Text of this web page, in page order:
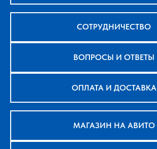
СОТРУДНИЧЕСТВО
ВОПРОСЫ И ОТВЕТЫ
ОПЛАТА И ДОСТАВКА
МАГАЗИН НА АВИТО